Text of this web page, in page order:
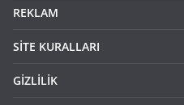
REKLAM
SİTE KURALLARI
GİZLİLİK